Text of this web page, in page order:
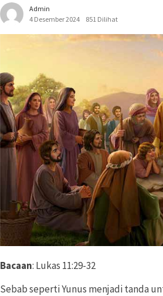
Admin
4 Desember 2024
851 Dilihat
Bacaan: Lukas 11:29-32
Sebab seperti Yunus menjadi tanda